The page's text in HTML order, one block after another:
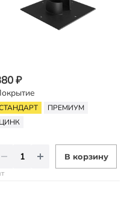
₽
ПРЕМИУМ
ЦИНК
В корзину